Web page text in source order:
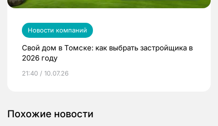
Новости компаний
Свой дом в Томске: как выбрать застройщика в
2026 году
21:40 / 10.07.26
Похожие новости